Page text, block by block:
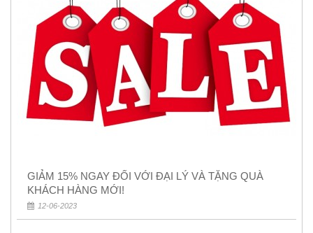
GIẢM 15% NGAY ĐỐI VỚI ĐẠI LÝ VÀ TẶNG QUÀ
KHÁCH HÀNG MỚI!
12-06-2023